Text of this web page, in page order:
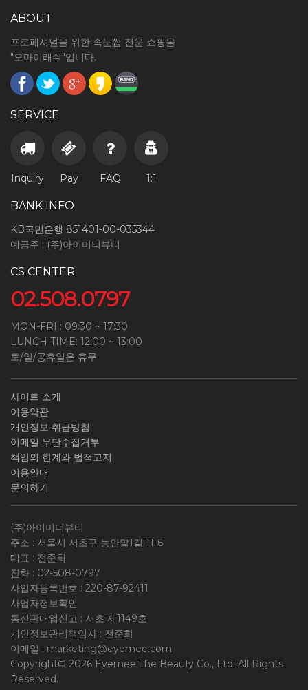
ABOUT
프로페셔널을 위한 속눈썹 전문 쇼핑몰
"오마이래쉬"입니다.
SERVICE
Inquiry Pay FAQ 1:1
BANK INFO
KB국민은행 851401-00-035344
예금주 : (주)아이미더뷰티
CS CENTER
02.508.0797
MON-FRI : 09:30 ~ 17:30
LUNCH TIME: 12:00 ~ 13:00
토/일/공휴일은 휴무
사이트 소개
이용약관
개인정보 취급방침
이메일 무단수집거부
책임의 한계와 법적고지
이용안내
문의하기
(주)아이미더뷰티
주소 : 서울시 서초구 능안말1길 11-6
대표 : 전준희
전화 : 02-508-0797
사업자등록번호 : 220-87-92411
사업자정보확인
통신판매업신고 : 서초 제1149호
개인정보관리책임자 : 전준희
이메일 : marketing@eyemee.com
Copyright© 2026 Eyemee The Beauty Co., Ltd. All Rights
Reserved.